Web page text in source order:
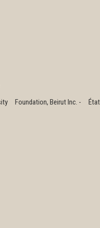
Foundation, Beirut Inc. -